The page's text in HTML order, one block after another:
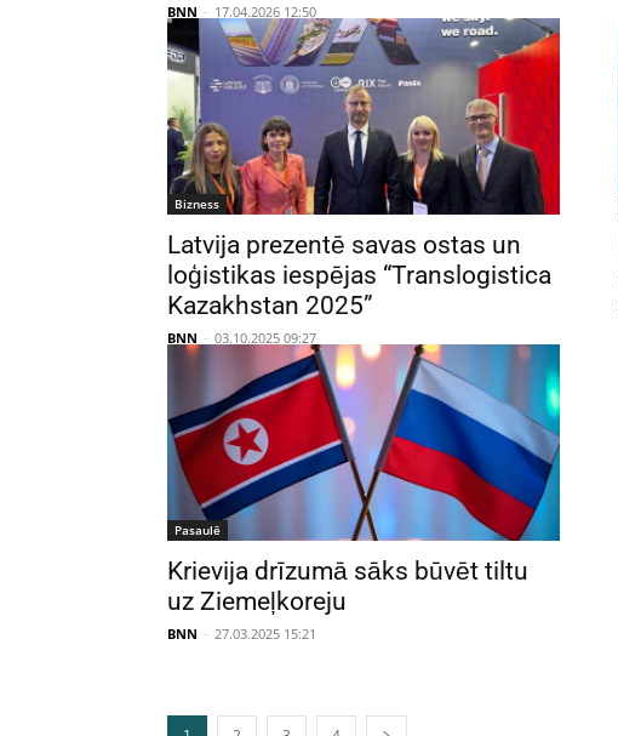
BNN - 17.04.2026 12:50
Bizness
Latvija prezentē savas ostas un
loģistikas iespējas “Translogistica
Kazakhstan 2025”
BNN - 03.10.2025 09:27
Pasaulē
Krievija drīzumā sāks būvēt tiltu
uz Ziemeļkoreju
BNN - 27.03.2025 15:21